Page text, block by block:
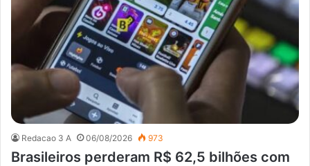
Redacao 3 A 06/08/2026 973
Brasileiros perderam R$ 62,5 bilhões com